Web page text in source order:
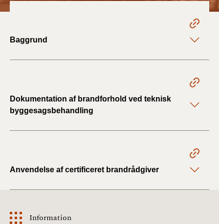
2022)
BR18 (1/1-29/6
2021)
BR18 (1/7-31/12
BR18 (10/3-30/6
Baggrund
Dokumentation af brandforhold ved teknisk
byggesagsbehandling
Anvendelse af certificeret brandrådgiver
Information